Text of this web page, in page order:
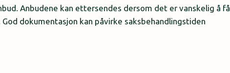
Anbudene kan ettersendes dersom det er vanskelig å få
dokumentasjon kan påvirke saksbehandlingstiden